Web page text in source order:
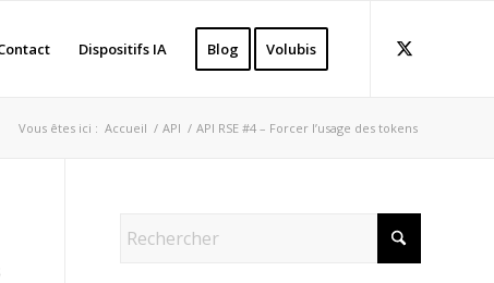
Dispositifs IA Blog Volubis
Vous êtes ici : Accueil / API / API RSE #4 – Forcer l’usage des tokens